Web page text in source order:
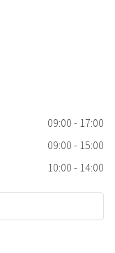
09:00 - 17:00
09:00 - 15:00
10:00 - 14:00